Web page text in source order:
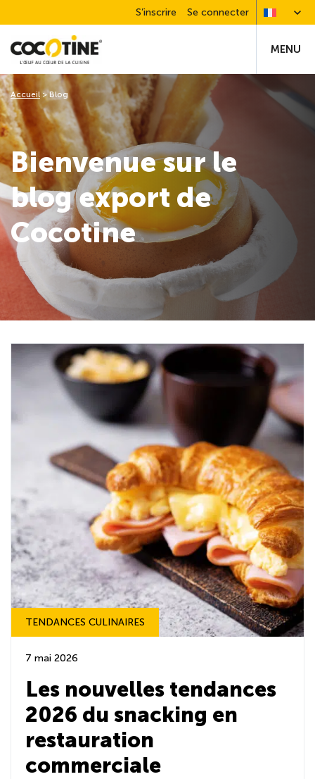
S’inscrire Se connecter
MENU
Bienvenue sur le
blog export de
Cocotine
Accueil >Blog
TENDANCES CULINAIRES
7 mai 2026
Les nouvelles tendances
2026 du snacking en
restauration
commerciale